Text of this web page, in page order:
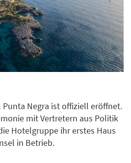
Punta Negra ist offiziell eröffnet.
mit Vertretern aus Politik
Hotelgruppe ihr erstes Haus
in Betrieb.